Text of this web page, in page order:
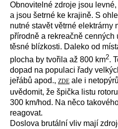
Obnovitelné zdroje jsou
a jsou šetrné ke krajině. S
nutné stavět větrné elektrárny
přírodně a rekreačně cenných
těsné blízkosti. Daleko od
plocha by tvořila až 800 km2.
dopad na populaci řady
jeřábů apod., ZDE ale i
uvědomit, že špička listu
300 km/hod. Na něco
reagovat.
Doslova brutální vliv mají